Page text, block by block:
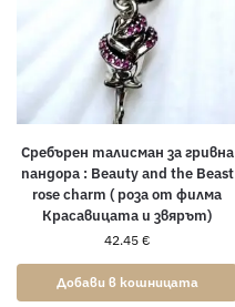
Сребърен талисман за гривна
пандора : Beauty and the Beast
rose charm ( роза от филма
Красавицата и звярът)
42.45 €
Добави в кошницата